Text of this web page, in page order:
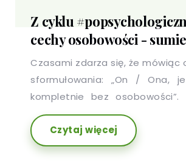
Z cyklu
cechy osobowości -
Czasami zdarza się, że mówiąc
sformułowania: „On / Ona,
kompletnie bez osobowości”.
stwierdzeniu tym nie ma
ponieważ każdy z nas ma
siebie i przejawiający się w
Czytaj więcej